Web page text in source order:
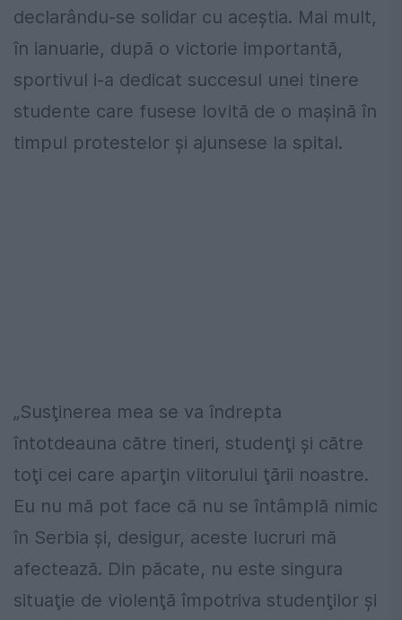
declarându-se solidar cu aceștia. Mai mult,
în ianuarie, după o victorie importantă,
sportivul i-a dedicat succesul unei tinere
studente care fusese lovită de o mașină în
timpul protestelor și ajunsese la spital.
„Susţinerea mea se va îndrepta
întotdeauna către tineri, studenţi şi către
toţi cei care aparţin viitorului ţării noastre.
Eu nu mă pot face că nu se întâmplă nimic
în Serbia şi, desigur, aceste lucruri mă
afectează. Din păcate, nu este singura
situaţie de violenţă împotriva studenţilor şi